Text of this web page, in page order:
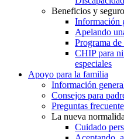
Beneficios y
Información
Apelando
Programa
CHIP para
especiales
Apoyo para la familia
Información
Consejos para
Preguntas
La nueva
Cuidado